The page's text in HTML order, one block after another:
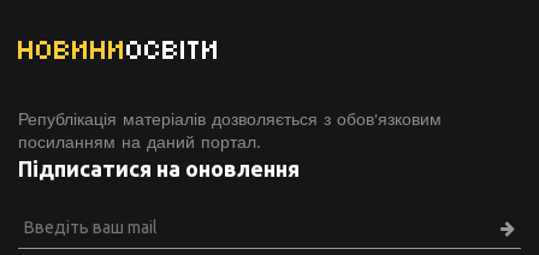
НОВИНИОСВІТИ
Републікація матеріалів дозволяється з обов'язковим
посиланням на даний портал.
Підписатися на оновлення